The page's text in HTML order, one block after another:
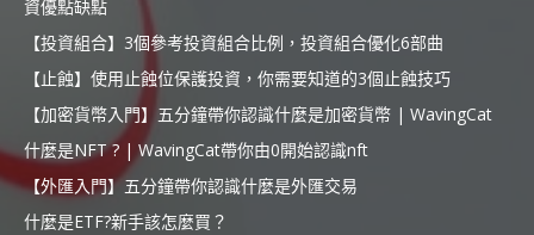
資優點缺點
【投資組合】3個參考投資組合比例，投資組合優化6部曲
【止蝕】使用止蝕位保護投資，你需要知道的3個止蝕技巧
【加密貨幣入門】五分鐘帶你認識什麼是加密貨幣 | WavingCat
什麼是NFT ? | WavingCat帶你由0開始認識nft
【外匯入門】五分鐘帶你認識什麼是外匯交易
什麼是ETF?新手該怎麼買？